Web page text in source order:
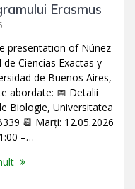
Erasmus
presentation of Núñez
Ciencias Exactas y
de Buenos Aires,
abordate: 📅 Detalii
Biologie, Universitatea
📆 Marți: 12.05.2026
–…